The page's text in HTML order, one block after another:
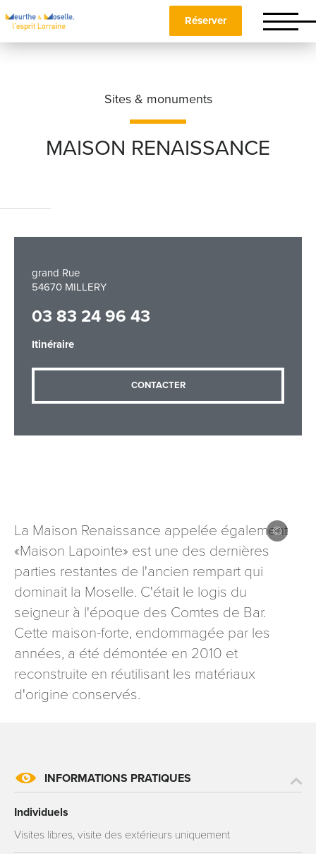
Réserver
Sites & monuments
MAISON RENAISSANCE
grand Rue
54670 MILLERY
03 83 24 96 43
Itinéraire
CONTACTER
La Maison Renaissance appelée également
«Maison Lapointe» est une des dernières
parties restantes de l'ancien rempart qui
dominait la Moselle. C'était le logis du
seigneur à l'époque des Comtes de Bar.
Cette maison-forte, endommagée par les
années, a été démontée en 2010 et
reconstruite en réutilisant les matériaux
d'origine conservés.
INFORMATIONS PRATIQUES
Individuels
Visites libres, visite des extérieurs uniquement
Prénom*
Adresse email*
Message*
Les informations recueillies à partir de ce formulaire sont
nécessaires au traitement de votre demande (sauf
mention contraire). Vous disposez d’un droit d’accès, de
rectification et d’opposition aux données vous concernant,
que vous pouvez exercer en adressant une demande par
courriel à tourisme@departement54.fr ou par courrier
signé accompagné de la copie d’un titre d’identité à
l’adresse suivante : Meurthe & Moselle Tourisme - 48
esplanade Jacques-Baudot CO 90019 54035 NANCY
cedex